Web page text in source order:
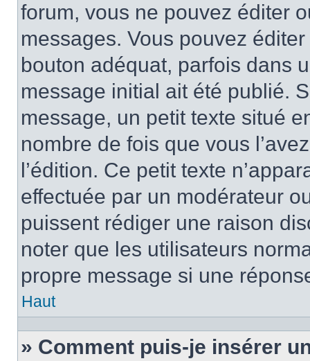
forum, vous ne pouvez éditer
messages. Vous pouvez
bouton adéquat, parfois dans
message initial ait été publié.
message, un petit texte situé
nombre de fois que vous
l’édition. Ce petit texte
effectuée par un modérateur
puissent rédiger une raison
noter que les utilisateurs
propre message si une
Haut
» Comment puis-je insérer